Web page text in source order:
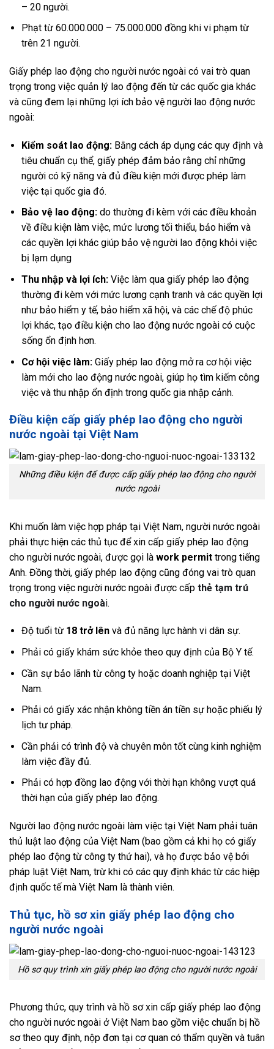
– 20 người.
Phạt từ 60.000.000 – 75.000.000 đồng khi vi phạm từ
trên 21 người.
Giấy phép lao động cho người nước ngoài có vai trò quan
trọng trong việc quản lý lao động đến từ các quốc gia khác
và cũng đem lại những lợi ích bảo vệ người lao động nước
ngoài:
Kiểm soát lao động: Bằng cách áp dụng các quy định và
tiêu chuẩn cụ thể, giấy phép đảm bảo rằng chỉ những
người có kỹ năng và đủ điều kiện mới được phép làm
việc tại quốc gia đó.
Bảo vệ lao động: do thường đi kèm với các điều khoản
về điều kiện làm việc, mức lương tối thiểu, bảo hiểm và
các quyền lợi khác giúp bảo vệ người lao động khỏi việc
bị lạm dụng
Thu nhập và lợi ích: Việc làm qua giấy phép lao động
thường đi kèm với mức lương cạnh tranh và các quyền lợi
như bảo hiểm y tế, bảo hiểm xã hội, và các chế độ phúc
lợi khác, tạo điều kiện cho lao động nước ngoài có cuộc
sống ổn định hơn.
Cơ hội việc làm: Giấy phép lao động mở ra cơ hội việc
làm mới cho lao động nước ngoài, giúp họ tìm kiếm công
việc và thu nhập ổn định trong quốc gia nhập cảnh.
Điều kiện cấp giấy phép lao động cho người
nước ngoài tại Việt Nam
Những điều kiện để được cấp giấy phép lao động cho người
nước ngoài
Khi muốn làm việc hợp pháp tại Việt Nam, người nước ngoài
phải thực hiện các thủ tục để xin cấp giấy phép lao động
cho người nước ngoài, được gọi là work permit trong tiếng
Anh. Đồng thời, giấy phép lao động cũng đóng vai trò quan
trọng trong việc người nước ngoài được cấp thẻ tạm trú
cho người nước ngoài.
Độ tuổi từ 18 trở lên và đủ năng lực hành vi dân sự.
Phải có giấy khám sức khỏe theo quy định của Bộ Y tế.
Cần sự bảo lãnh từ công ty hoặc doanh nghiệp tại Việt
Nam.
Phải có giấy xác nhận không tiền án tiền sự hoặc phiếu lý
lịch tư pháp.
Cần phải có trình độ và chuyên môn tốt cùng kinh nghiệm
làm việc đầy đủ.
Phải có hợp đồng lao động với thời hạn không vượt quá
thời hạn của giấy phép lao động.
Người lao động nước ngoài làm việc tại Việt Nam phải tuân
thủ luật lao động của Việt Nam (bao gồm cả khi họ có giấy
phép lao động từ công ty thứ hai), và họ được bảo vệ bởi
pháp luật Việt Nam, trừ khi có các quy định khác từ các hiệp
định quốc tế mà Việt Nam là thành viên.
Thủ tục, hồ sơ xin giấy phép lao động cho
người nước ngoài
Hồ sơ quy trình xin giấy phép lao động cho người nước ngoài
Phương thức, quy trình và hồ sơ xin cấp giấy phép lao động
cho người nước ngoài ở Việt Nam bao gồm việc chuẩn bị hồ
sơ theo quy định, nộp đơn tại cơ quan có thẩm quyền và tuân